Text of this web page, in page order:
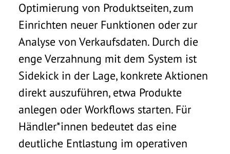
Optimierung von Produktseiten, zum
Einrichten neuer Funktionen oder zur
Analyse von Verkaufsdaten. Durch die
enge Verzahnung mit dem System ist
Sidekick in der Lage, konkrete Aktionen
direkt auszuführen, etwa Produkte
anlegen oder Workflows starten. Für
Händler*innen bedeutet das eine
deutliche Entlastung im operativen